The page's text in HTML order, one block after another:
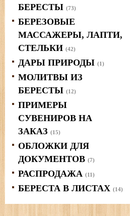
БЕРЕСТЫ (73)
БЕРЕЗОВЫЕ
МАССАЖЕРЫ, ЛАПТИ,
СТЕЛЬКИ (42)
ДАРЫ ПРИРОДЫ (1)
МОЛИТВЫ ИЗ
БЕРЕСТЫ (12)
ПРИМЕРЫ
СУВЕНИРОВ НА
ЗАКАЗ (15)
ОБЛОЖКИ ДЛЯ
ДОКУМЕНТОВ (7)
РАСПРОДАЖА (11)
БЕРЕСТА В ЛИСТАХ (14)